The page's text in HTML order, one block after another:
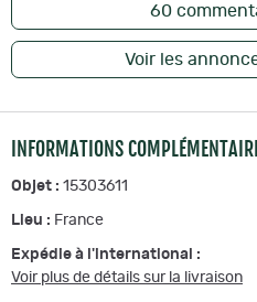
60
Voir les
INFORMATIONS
Objet : 15303611
Lieu : France
Expédie à l'international :
Voir plus de détails sur la livraison